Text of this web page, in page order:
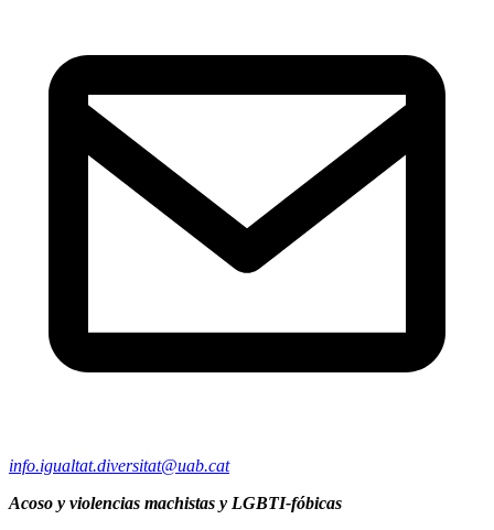
info.igualtat.diversitat@uab.cat
Acoso y violencias machistas y LGBTI-fóbicas